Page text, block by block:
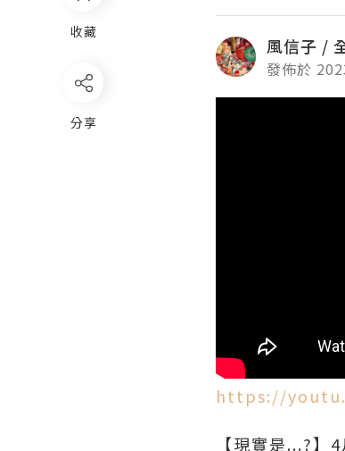
風信子 /
發佈於
https://
【現實是...?
收藏
分享